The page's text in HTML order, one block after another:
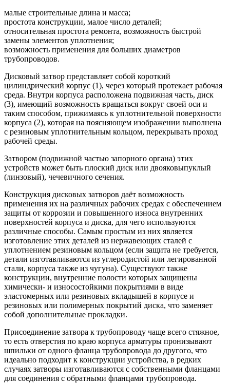
малые строительные длина и масса;
простота конструкции, малое число деталей;
относительная простота ремонта, возможность быстрой
замены элементов уплотнения;
возможность применения для больших диаметров
трубопроводов.
Дисковый затвор представляет собой короткий
цилиндрический корпус (1), через который протекает рабочая
среда. Внутри корпуса расположена подвижная часть, диск
(3), имеющий возможность вращаться вокруг своей оси и
таким способом, прижимаясь к уплотнительной поверхности
корпуса (2), которая на поясняющем изображении выполнена
с резиновым уплотнительным кольцом, перекрывать проход
рабочей среды.
Затвором (подвижной частью запорного органа) этих
устройств может быть плоский диск или двояковыпуклый
(линзовый), чечевичного сечения.
Конструкция дисковых затворов даёт возможность
применения их на различных рабочих средах с обеспечением
защиты от коррозии и повышенного износа внутренних
поверхностей корпуса и диска, для чего используются
различные способы. Самым простым из них является
изготовление этих деталей из нержавеющих сталей с
уплотнением резиновым кольцом (если защита не требуется,
детали изготавливаются из углеродистой или легированной
стали, корпуса также из чугуна). Существуют также
конструкции, внутренние полости которых защищены
химически- и износостойкими покрытиями в виде
эластомерных или резиновых вкладышей в корпусе и
резиновых или полимерных покрытий диска, что заменяет
собой дополнительные прокладки.
Присоединение затвора к трубопроводу чаще всего стяжное,
то есть отверстия по краю корпуса арматуры пронизывают
шпильки от одного фланца трубопровода до другого, что
идеально подходит к конструкции устройства, в редких
случаях затворы изготавливаются с собственными фланцами
для соединения с обратными фланцами трубопровода.